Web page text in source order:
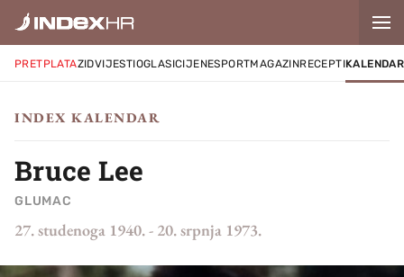
PRETPLATAZIDVIJESTIOGLASICIJENESPORTMAGAZINRECEPTIKALENDAR
INDEX KALENDAR
Bruce Lee
GLUMAC
27. studenoga 1940.- 20. srpnja 1973.